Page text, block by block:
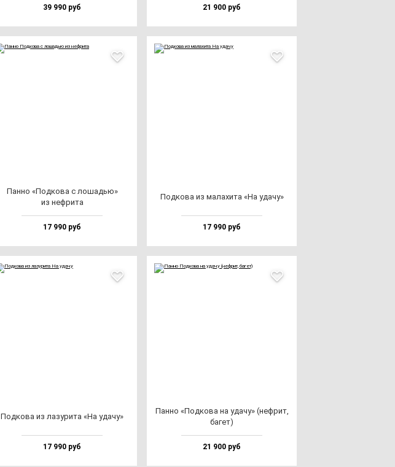
39 990 руб 21 900 руб
Пан­но «Под­ко­ва с ло­шадью»
из неф­ри­та
17 990 руб
Под­ко­ва из ма­ла­хи­та «На уда­чу»
17 990 руб
Под­ко­ва из ла­зу­ри­та «На уда­чу»
17 990 руб
Пан­но «Под­ко­ва на уда­чу» (неф­рит,
ба­гет)
21 900 руб